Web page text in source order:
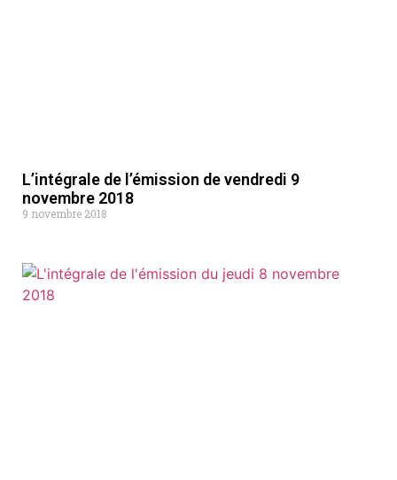
L’intégrale de l’émission de vendredi 9
novembre 2018
9 novembre 2018